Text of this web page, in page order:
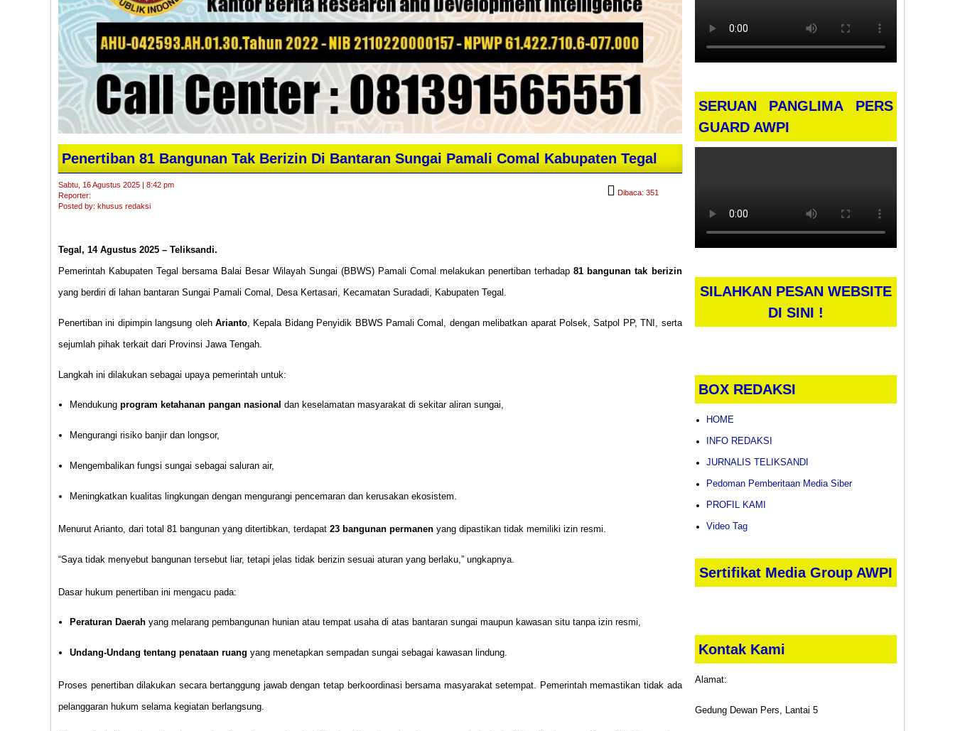
Penertiban 81 Bangunan Tak Berizin Di Bantaran Sungai Pamali Comal Kabupaten Tegal
Sabtu, 16 Agustus 2025 | 8:42 pm
Reporter:
Posted by: khusus redaksi
Dibaca: 351
Tegal, 14 Agustus 2025 – Teliksandi.
Pemerintah Kabupaten Tegal bersama Balai Besar Wilayah Sungai (BBWS) Pamali Comal melakukan penertiban terhadap81 bangunan tak berizin
yang berdiri di lahan bantaran Sungai Pamali Comal, Desa Kertasari, Kecamatan Suradadi, Kabupaten Tegal.
Penertiban ini dipimpin langsung oleh Arianto, Kepala Bidang Penyidik BBWS Pamali Comal, dengan melibatkan aparat Polsek, Satpol PP, TNI, serta
sejumlah pihak terkait dari Provinsi Jawa Tengah.
Langkah ini dilakukan sebagai upaya pemerintah untuk:
Mendukung program ketahanan pangan nasional dan keselamatan masyarakat di sekitar aliran sungai,
Mengurangi risiko banjir dan longsor,
Mengembalikan fungsi sungai sebagai saluran air,
Meningkatkan kualitas lingkungan dengan mengurangi pencemaran dan kerusakan ekosistem.
Menurut Arianto, dari total 81 bangunan yang ditertibkan, terdapat 23 bangunan permanen yang dipastikan tidak memiliki izin resmi.
“Saya tidak menyebut bangunan tersebut liar, tetapi jelas tidak berizin sesuai aturan yang berlaku,” ungkapnya.
Dasar hukum penertiban ini mengacu pada:
Peraturan Daerah yang melarang pembangunan hunian atau tempat usaha di atas bantaran sungai maupun kawasan situ tanpa izin resmi,
Undang-Undang tentang penataan ruang yang menetapkan sempadan sungai sebagai kawasan lindung.
Proses penertiban dilakukan secara bertanggung jawab dengan tetap berkoordinasi bersama masyarakat setempat. Pemerintah memastikan tidak ada
pelanggaran hukum selama kegiatan berlangsung.
SERUAN PANGLIMA PERS
GUARD AWPI
SILAHKAN PESAN WEBSITE
DI SINI !
BOX REDAKSI
HOME
INFO REDAKSI
JURNALIS TELIKSANDI
Pedoman Pemberitaan Media Siber
PROFIL KAMI
Video Tag
Sertifikat Media Group AWPI
Kontak Kami
Alamat:
Gedung Dewan Pers, Lantai 5